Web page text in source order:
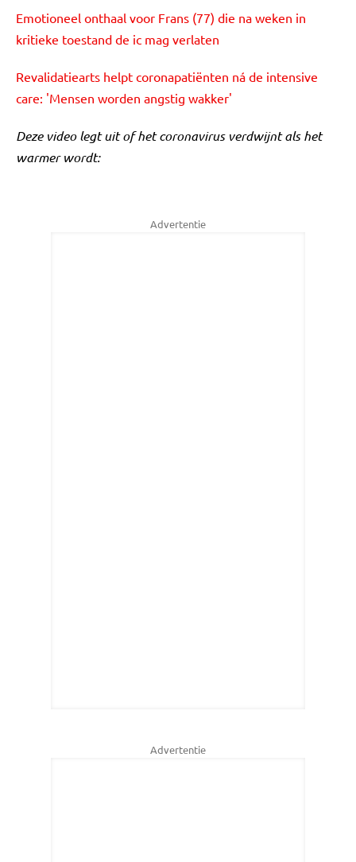
Emotioneel onthaal voor Frans (77) die na weken in
kritieke toestand de ic mag verlaten
Revalidatiearts helpt coronapatiënten ná de intensive
care: 'Mensen worden angstig wakker'
Deze video legt uit of het coronavirus verdwijnt als het
warmer wordt:
Advertentie
Advertentie